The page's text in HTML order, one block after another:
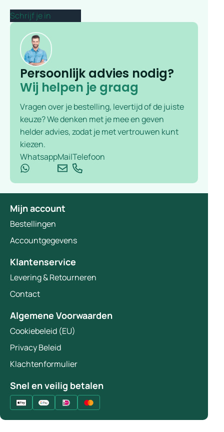
Persoonlijk advies nodig?
Wij helpen je graag
Vragen over je bestelling, levertijd of de juiste
keuze? We denken met je mee en geven
helder advies, zodat je met vertrouwen kunt
kiezen.
WhatsappMailTelefoon
Mijn account
Bestellingen
Accountgegevens
Klantenservice
Levering & Retourneren
Contact
Algemene Voorwaarden
Cookiebeleid (EU)
Privacy Beleid
Klachtenformulier
Snel en veilig betalen